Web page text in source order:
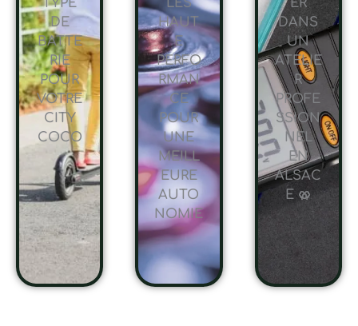
TYPE
DE
BATTE
RIE
POUR
VOTRE
CITY
COCO
LES
HAUT
E
PERFO
RMAN
CE
POUR
UNE
MEILL
EURE
AUTO
NOMIE
ER
DANS
UN
ATELIE
R
PROFE
SSION
NEL
EN
ALSAC
E 🥨